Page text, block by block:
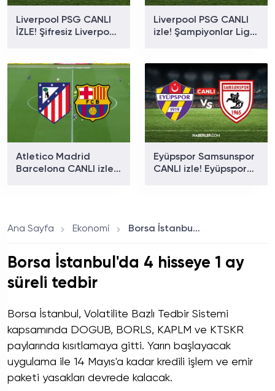
Liverpool PSG CANLI
İZLE! Şifresiz Liverpool
Liverpool PSG CANLI
izle! Şampiyonlar Ligi
Atletico Madrid
Barcelona CANLI izle!
Eyüpspor Samsunspor
CANLI izle! Eyüpspor
Ana Sayfa Ekonomi Borsa İstanbul'da 4 hisseye 1 ay süreli tedbir
Borsa İstanbul'da 4 hisseye 1 ay
süreli tedbir
Borsa İstanbul, Volatilite Bazlı Tedbir Sistemi
kapsamında DOGUB, BORLS, KAPLM ve KTSKR
paylarında kısıtlamaya gitti. Yarın başlayacak
uygulama ile 14 Mayıs'a kadar kredili işlem ve emir
paketi yasakları devrede kalacak.